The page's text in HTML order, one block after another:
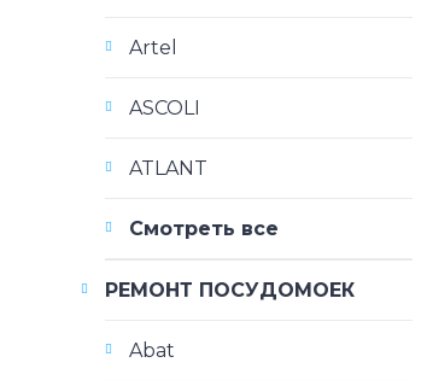
Artel
ASCOLI
ATLANT
Смотреть все
РЕМОНТ ПОСУДОМОЕК
Abat